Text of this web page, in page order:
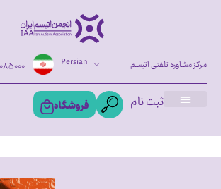
۰۲۱- Persian مرکز مشاوره تلفنی اتیسم
ثبت نام فروشگاه